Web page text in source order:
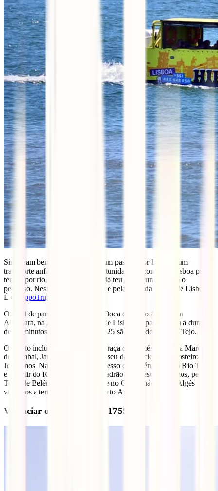
Sim leram bem, é possível fazer um passeio por Lisboa num
transporte anfíbio. Vais ter a oportunidade de conhecer Lisboa por
terra e por rio, sem te levantares do teu lugar durante todo o
percurso. Neste caso no Rio Tejo e pelas ruas da cidade de Lisboa.
É o
HippoTrip
O local de partida e chegada é a Doca de Santo Amaro em
Alcântara, na Associação Naval de Lisboa. O passeio tem a duração
de 90 minutos dos quais cerca de 25 são passados no Rio Tejo.
O trajeto inclui a passagem pela Praça do Comércio, Praça Marquês
de Pombal, Jardim da Estrela, Museu da eletricidade e Mosteiro de
Jerónimos. Na Doca do Bom Sucesso em Belém entra no Rio Tejo,
e a partir do Rio passamos pelo Padrão dos Descobrimentos, pela
Torre de Belém, pela Torre VTS e no Centro náutico de Algés
voltamos a terra até à Doca de Santo Amaro.
Vivenciar o Terramoto de 1755